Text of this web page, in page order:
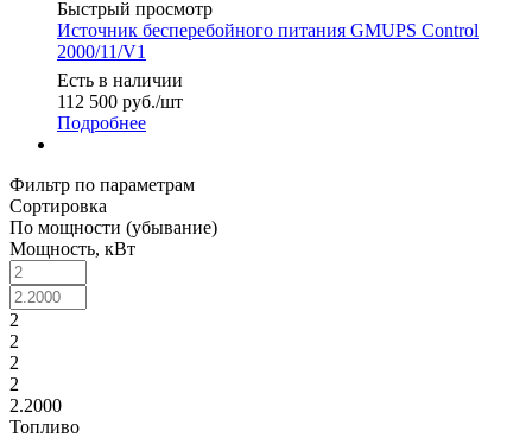
Быстрый просмотр
Источник бесперебойного питания GMUPS Control
2000/11/V1
Есть в наличии
112 500 руб./шт
Подробнее
Фильтр по параметрам
Сортировка
По мощности (убывание)
Мощность, кВт
2
2
2
2
2.2000
Топливо